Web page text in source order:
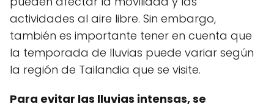
actividades al aire libre. Sin embargo,
también es importante tener en cuenta que
la temporada de lluvias puede variar según
la región de Tailandia que se visite.
Para evitar las lluvias intensas, se